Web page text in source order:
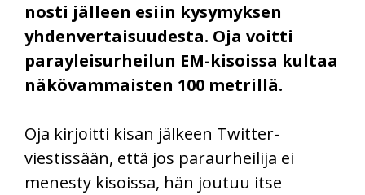
nosti jälleen esiin kysymyksen
yhdenvertaisuudesta. Oja voitti
parayleisurheilun EM-kisoissa kultaa
näkövammaisten 100 metrillä.
Oja kirjoitti kisan jälkeen Twitter-
viestissään, että jos paraurheilija ei
menesty kisoissa, hän joutuu itse